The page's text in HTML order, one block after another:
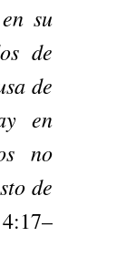
su
de
de
en
no
de